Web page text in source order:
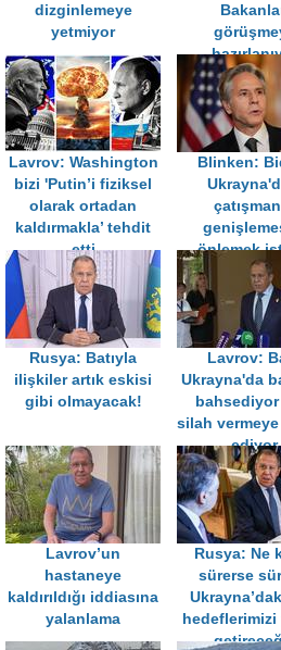
dizginlemeye
yetmiyor
Lavrov: Washington
bizi 'Putin’i fiziksel
olarak ortadan
kaldırmakla’ tehdit
etti
Blinken:
önlemek
Rusya: Batıyla
ilişkiler artık eskisi
gibi olmayacak!
Lavrov:
Ukrayna'da
bahsediyor
silah
ediyor
Lavrov’un
hastaneye
kaldırıldığı iddiasına
yalanlama
Rusya: Ne
sürerse
hedeflerimizi